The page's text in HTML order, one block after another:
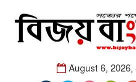
August 6, 2026,